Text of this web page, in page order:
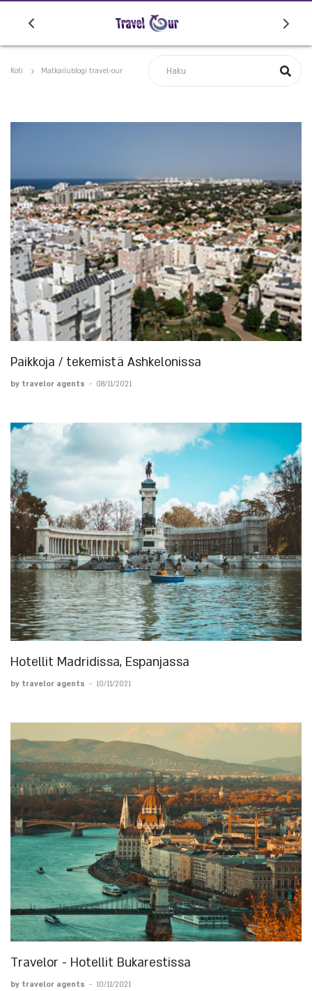
Koti Matkailublogi travel-our
Paikkoja / tekemistä Ashkelonissa
by travelor agents - 08/11/2021
Hotellit Madridissa, Espanjassa
by travelor agents - 10/11/2021
Travelor - Hotellit Bukarestissa
by travelor agents - 10/11/2021